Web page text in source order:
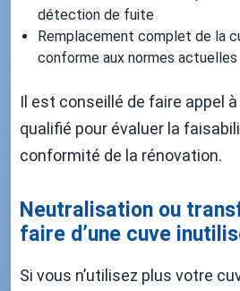
détection de fuite
Remplacement complet de la
conforme aux normes actuelles
Il est conseillé de faire appel
qualifié pour évaluer la
conformité de la rénovation.
Neutralisation ou
faire d’une cuve
Si vous n’utilisez plus votre